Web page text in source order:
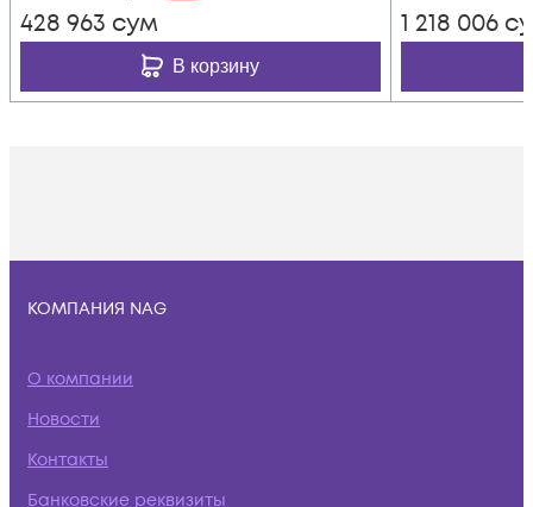
428 963 сум
В корзину
1 218 006
КОМПАНИЯ NAG
О компании
Новости
Контакты
Банковские реквизиты